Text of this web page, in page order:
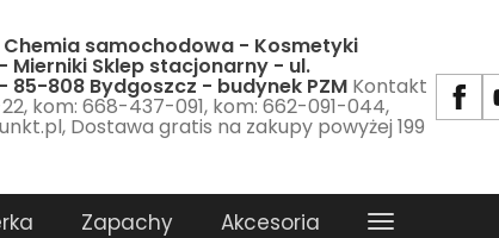
samochodowa - Kosmetyki
Mierniki Sklep stacjonarny - ul.
85-808 Bydgoszcz - budynek PZM Kontakt
kom: 668-437-091, kom: 662-091-044,
Dostawa gratis na zakupy powyżej 199
Zapachy Akcesoria